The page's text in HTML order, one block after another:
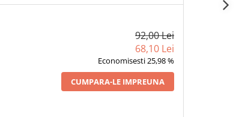
92,00 Lei
68,10 Lei
Economisesti 25,98 %
CUMPARA-LE IMPREUNA